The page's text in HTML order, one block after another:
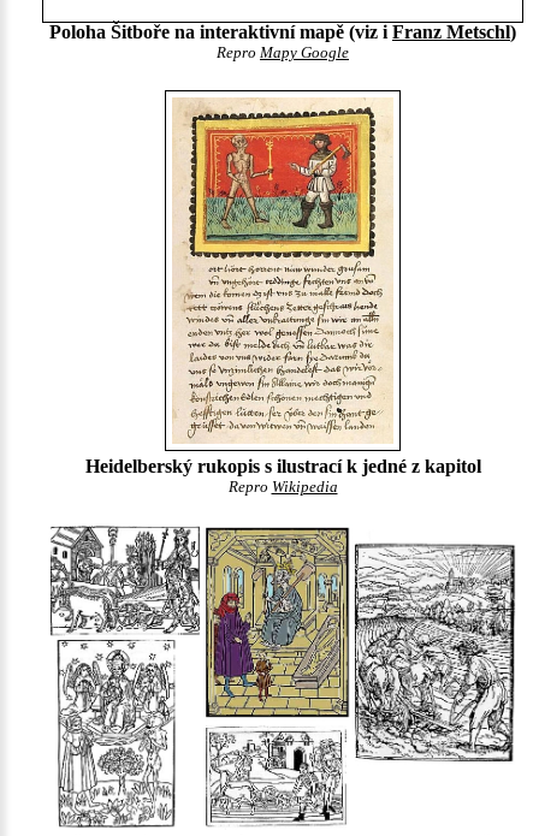
Poloha Šitboře na interaktivní mapě (viz i Franz Metschl)
Repro Mapy Google
Heidelberský rukopis s ilustrací k jedné z kapitol
Repro Wikipedia